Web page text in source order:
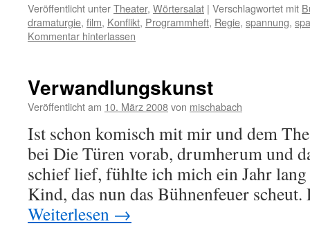
Veröffentlicht unterTheater, Wörtersalat | Verschlagwortet mit
dramaturgie, film, Konflikt, Programmheft, Regie, spannung,
Kommentar hinterlassen
Verwandlungskunst
Veröffentlicht am 10. März 2008von mischabach
Ist schon komisch mit mir und dem
bei Die Türen vorab, drumherum und
schief lief, fühlte ich mich ein Jahr
Kind, das nun das Bühnenfeuer
Weiterlesen →